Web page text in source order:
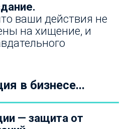
ваши действия не
на хищение, и
в бизнесе...
— защита от